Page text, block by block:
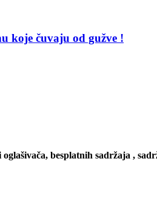
koje čuvaju od gužve !
besplatnih sadržaja ,